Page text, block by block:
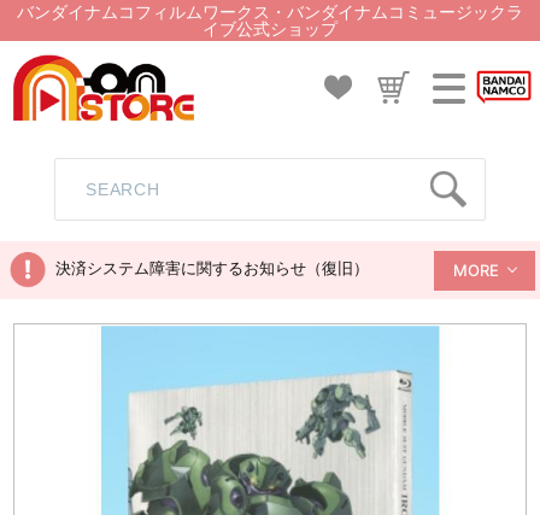
バンダイナムコフィルムワークス・バンダイナムコミュージックラ
イブ公式ショップ
決済システム障害に関するお知らせ（復旧） MORE